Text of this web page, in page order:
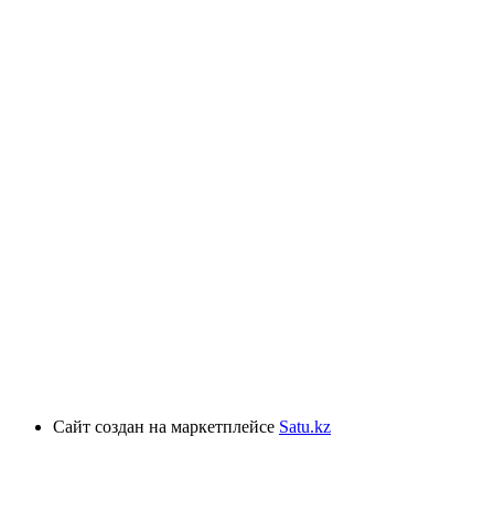
Сайт создан на маркетплейсе Satu.kz